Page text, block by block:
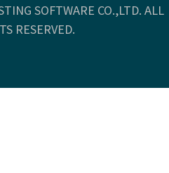
SOFTWARE CO.,LTD. ALL
RESERVED.